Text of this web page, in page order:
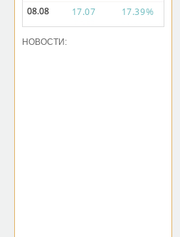
НОВОСТИ: